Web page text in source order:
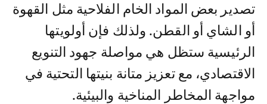
تصدير بعض المواد الخام الفلاحية مثل القهوة
أو الشاي أو القطن. ولذلك فإن أولويتها
الرئيسية ستظل هي مواصلة جهود التنويع
الاقتصادي، مع تعزيز متانة بنيتها التحتية في
مواجهة المخاطر المناخية والبيئية.